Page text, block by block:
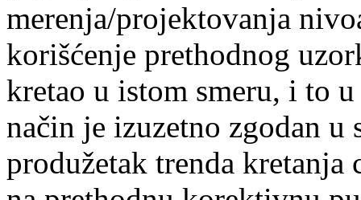
merenja/projektovanja
korišćenje prethodnog
kretao u istom smeru, i to
način je izuzetno zgodan u
produžetak trenda kretanja